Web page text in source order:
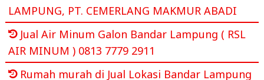
LAMPUNG, PT. CEMERLANG MAKMUR ABADI
Jual Air Minum Galon Bandar Lampung ( RSL
AIR MINUM ) 0813 7779 2911
Rumah murah di Jual Lokasi Bandar Lampung